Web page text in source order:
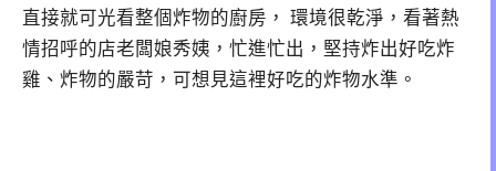
直接就可光看整個炸物的廚房， 環境很乾淨，看著熱
情招呼的店老闆娘秀姨，忙進忙出，堅持炸出好吃炸
雞、炸物的嚴苛，可想見這裡好吃的炸物水準。